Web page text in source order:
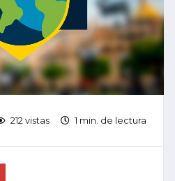
212 vistas 1 min. de lectura